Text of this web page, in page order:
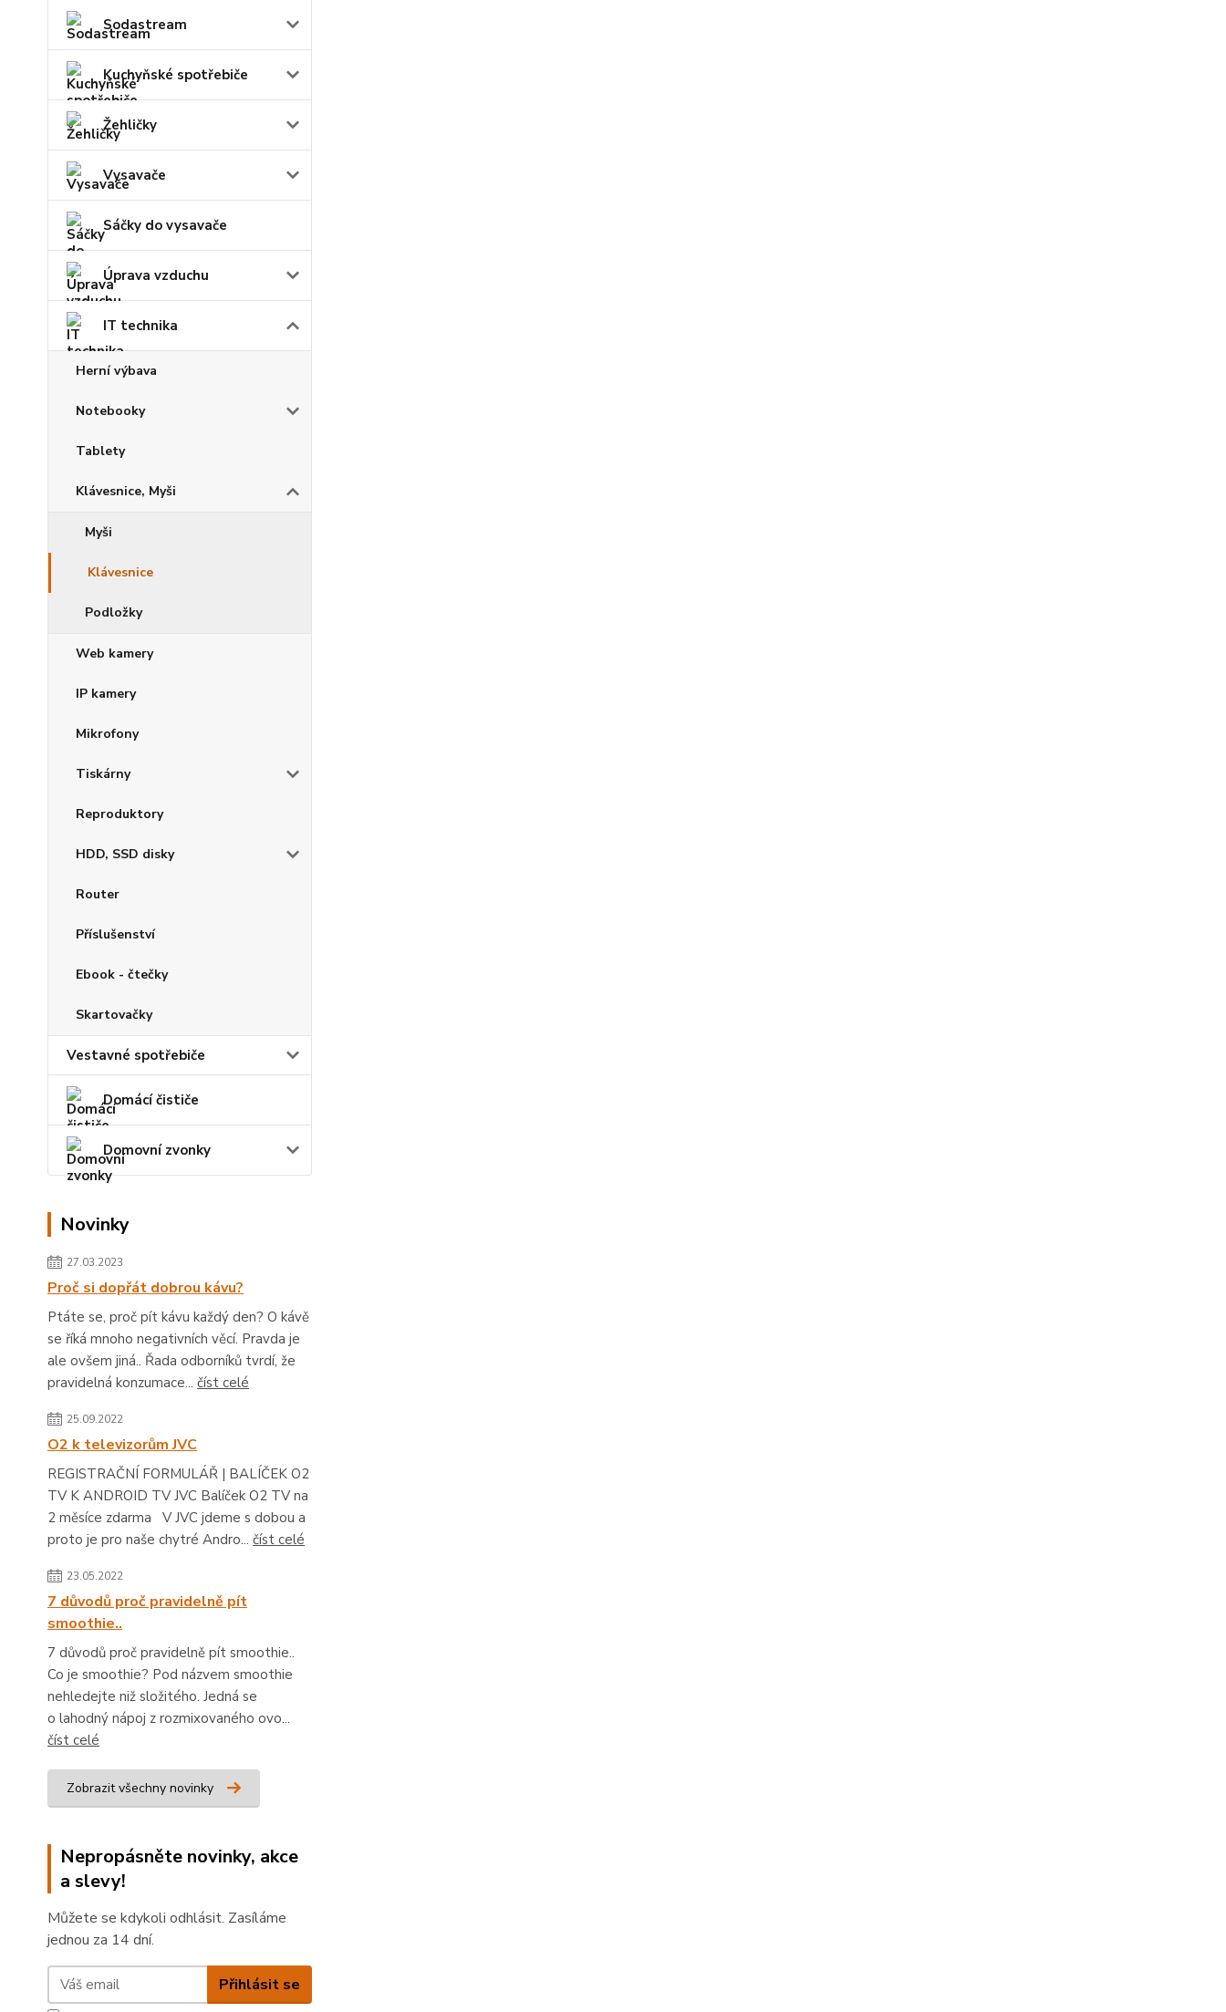
Sodastream
Kuchyňské spotřebiče
Žehličky
Vysavače
Sáčky do vysavače
Úprava vzduchu
IT technika
Herní výbava
Notebooky
Tablety
Klávesnice, Myši
Myši
Klávesnice
Podložky
Web kamery
IP kamery
Mikrofony
Tiskárny
Reproduktory
HDD, SSD disky
Router
Příslušenství
Ebook - čtečky
Skartovačky
Vestavné spotřebiče
Domácí čističe
Domovní zvonky
Novinky
27.03.2023
Proč si dopřát dobrou kávu?
Ptáte se, proč pít kávu každý den? O kávě
se říká mnoho negativních věcí. Pravda je
ale ovšem jiná.. Řada odborníků tvrdí, že
pravidelná konzumace... číst celé
25.09.2022
O2 k televizorům JVC
REGISTRAČNÍ FORMULÁŘ | BALÍČEK O2
TV K ANDROID TV JVC Balíček O2 TV na
2 měsíce zdarma V JVC jdeme s dobou a
proto je pro naše chytré Andro... číst celé
23.05.2022
7 důvodů proč pravidelně pít
smoothie..
7 důvodů proč pravidelně pít smoothie..
Co je smoothie? Pod názvem smoothie
nehledejte niž složitého. Jedná se
o lahodný nápoj z rozmixovaného ovo...
číst celé
Zobrazit všechny novinky
Nepropásněte novinky, akce
a slevy!
Můžete se kdykoli odhlásit. Zasíláme
jednou za 14 dní.
Přihlásit se